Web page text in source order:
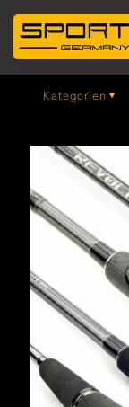
Kategorien